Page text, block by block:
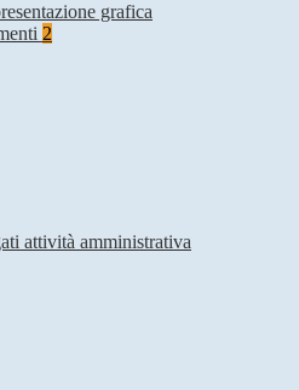
grafica
2
attività amministrativa